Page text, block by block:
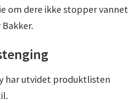
om dere ikke stopper vannet
har utvidet produktlisten